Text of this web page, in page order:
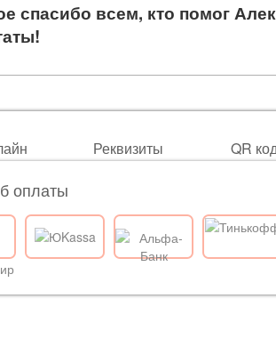
спасибо всем, кто помог
Реквизиты QR
оплаты